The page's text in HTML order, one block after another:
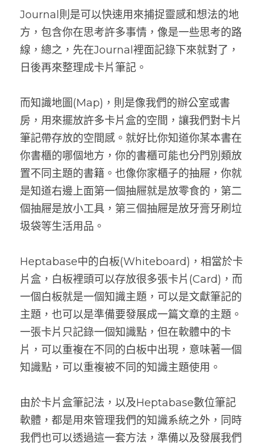
Journal則是可以快速用來捕捉靈感和想法的地
方，包含你在思考許多事情，像是一些思考的路
線，總之，先在Journal裡面記錄下來就對了，
日後再來整理成卡片筆記。
而知識地圖(Map)，則是像我們的辦公室或書
房，用來擺放許多卡片盒的空間，讓我們對卡片
筆記帶存放的空間感。就好比你知道你某本書在
你書櫃的哪個地方，你的書櫃可能也分門別類放
置不同主題的書籍。也像你家櫃子的抽屜，你就
是知道右邊上面第一個抽屜就是放零食的，第二
個抽屜是放小工具，第三個抽屜是放牙膏牙刷垃
圾袋等生活用品。
Heptabase中的白板(Whiteboard)，相當於卡
片盒，白板裡頭可以存放很多張卡片(Card)，而
一個白板就是一個知識主題，可以是文獻筆記的
主題，也可以是準備要發展成一篇文章的主題。
一張卡片只記錄一個知識點，但在軟體中的卡
片，可以重複在不同的白板中出現，意味著一個
知識點，可以重複被不同的知識主題使用。
由於卡片盒筆記法，以及Heptabase數位筆記
軟體，都是用來管理我們的知識系統之外，同時
我們也可以透過這一套方法，準備以及發展我們